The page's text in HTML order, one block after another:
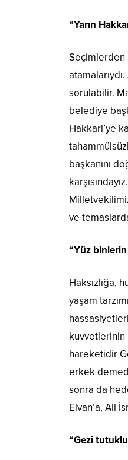
“Yarın
Seçimlerden
sorulabilir.
belediye
Hakkari’ye
başkanını
ve
“Yüz binlerin
Haksızlığa,
yaşam
kuvvetlerinin
hareketidir
erkek
sonra da
Elvan’a, Ali
“Gezi